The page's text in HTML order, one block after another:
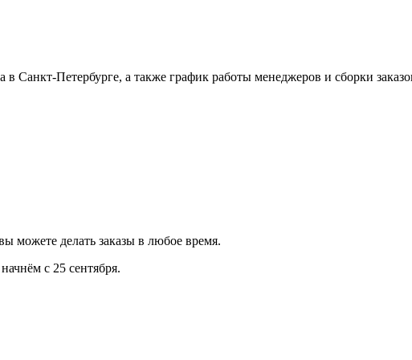
Санкт-Петербурге, а также график работы менеджеров и сборки
можете делать заказы в любое время.
с 25 сентября.